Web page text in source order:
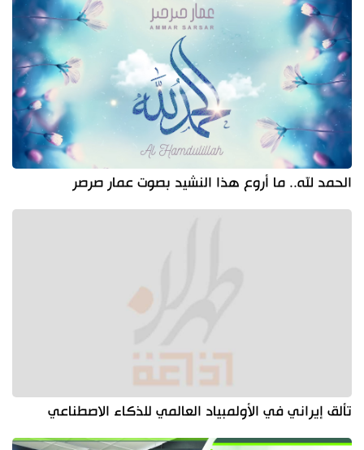
الحمد لله.. ما أروع هذا النشيد بصوت عمار صرصر
تألق إيراني في الأولمبياد العالمي للذكاء الاصطناعي